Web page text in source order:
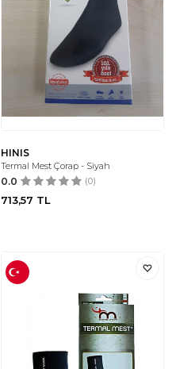
HINIS
Termal Mest Çorap - Siyah
0.0 (0)
713,57 TL